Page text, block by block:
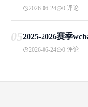
2026-06-24 0 评论
052025-2026赛季
2026-06-24 0 评论